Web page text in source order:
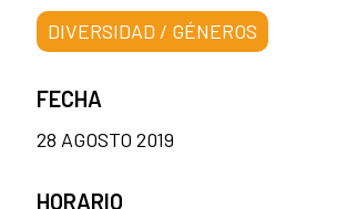
DIVERSIDAD / GÉNEROS
FECHA
28 AGOSTO 2019
HORARIO